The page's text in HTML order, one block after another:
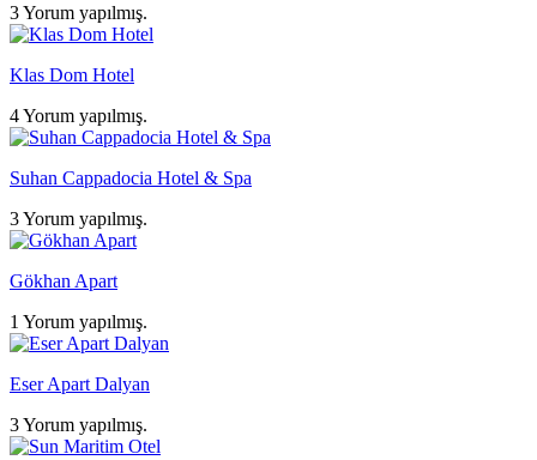
3 Yorum yapılmış.
Klas Dom Hotel
4 Yorum yapılmış.
Suhan Cappadocia Hotel & Spa
3 Yorum yapılmış.
Gökhan Apart
1 Yorum yapılmış.
Eser Apart Dalyan
3 Yorum yapılmış.